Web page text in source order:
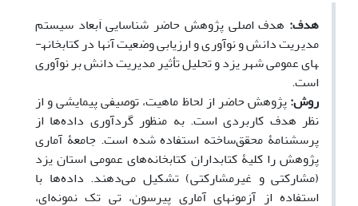
هدف: هدف اصلی پژوهش حاضر شناسایی اَبعاد سیستم
مدیریت دانش و نوآوری و ارزیابی وضعیت آنها در کتابخانه­
های عمومی شهر یزد و تحلیل تأثیر مدیریت دانش بر نوآوری
است.
روش:پژوهش حاضر از لحاظ ماهیت، توصیفی پیمایشی و از
نظر هدف کاربردی است. به منظور گردآوری داده‌ها از
پرسشنامۀ محقق‌ساخته استفاده شده است. جامعۀ آماری
پژوهش را کلیۀ کتابداران کتابخانه‌های عمومی استان یزد
(مشارکتی و غیرمشارکتی) تشکیل می‌دهند. داده‌ها با
استفاده از آزمون­های آماری پیرسون، تی تک نمونه‌ای،